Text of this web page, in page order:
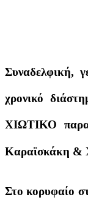
Συναδελφική,
χρονικό
ΧΙΩΤΙΚΟ
Καραϊσκάκη &
Στο κορυφαίο